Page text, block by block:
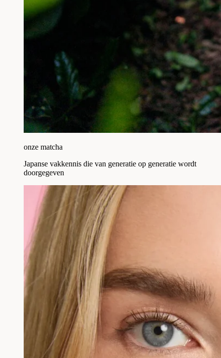
onze matcha
Japanse vakkennis die van generatie op generatie wordt
doorgegeven